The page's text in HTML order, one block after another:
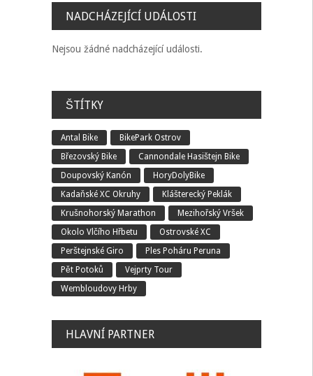
NADCHÁZEJÍCÍ UDÁLOSTI
Nejsou žádné nadcházející události.
ŠTÍTKY
Antal Bike
BikePark Ostrov
Březovský Bike
Cannondale Hasištejn Bike
Doupovský Kanón
HoryDolyBike
Kadaňské XC Okruhy
Klášterecký Peklák
Krušnohorský Marathon
Mezihořský Vršek
Okolo Vlčího Hřbetu
Ostrovské XC
Perštejnské Giro
Ples Poháru Peruna
Pět Potoků
Vejprty Tour
Wembloudovy Hrby
HLAVNÍ PARTNER